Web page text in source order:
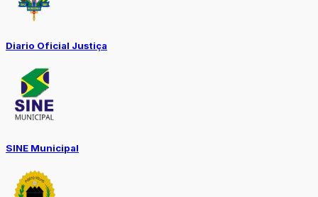
Diario Oficial Justiça
SINE Municipal